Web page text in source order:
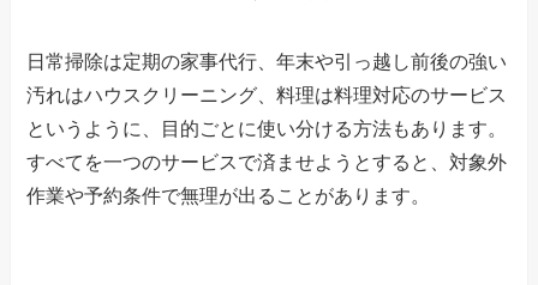
日常掃除は定期の家事代行、年末や引っ越し前後の強い
汚れはハウスクリーニング、料理は料理対応のサービス
というように、目的ごとに使い分ける方法もあります。
すべてを一つのサービスで済ませようとすると、対象外
作業や予約条件で無理が出ることがあります。